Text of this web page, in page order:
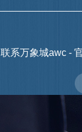
联系万象城awc -